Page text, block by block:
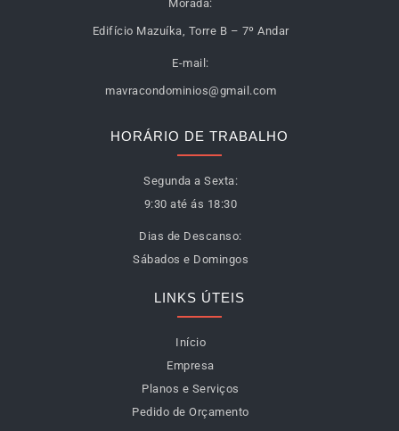
Morada:
Edifício Mazuíka, Torre B – 7º Andar
E-mail:
mavracondominios@gmail.com
HORÁRIO DE TRABALHO
Segunda a Sexta:
9:30 até ás 18:30
Dias de Descanso:
Sábados e Domingos
LINKS ÚTEIS
Início
Empresa
Planos e Serviços
Pedido de Orçamento